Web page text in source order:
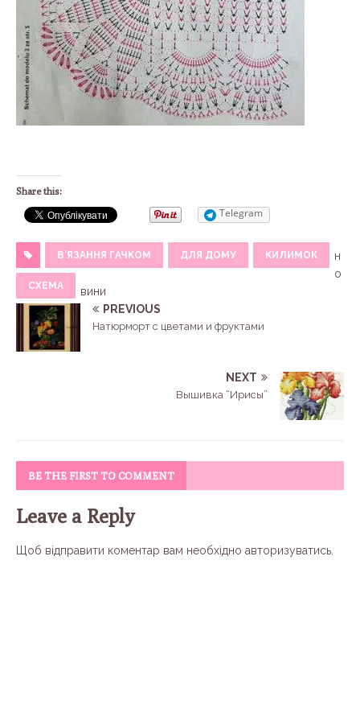
Share this:
Telegram
В'ЯЗАННЯ ГАЧКОМ ДЛЯ ДОМУ КИЛИМОК
СХЕМА
н
о
вини
PREVIOUS
Натюрморт с цветами и фруктами
NEXT
Вышивка “Ирисы”
BE THE FIRST TO COMMENT
Leave a Reply
Щоб відправити коментар вам необхідно авторизуватись.